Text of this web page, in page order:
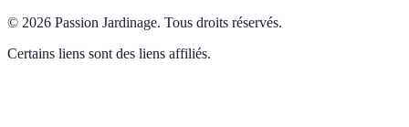
© 2026 Passion Jardinage. Tous droits réservés.
Certains liens sont des liens affiliés.